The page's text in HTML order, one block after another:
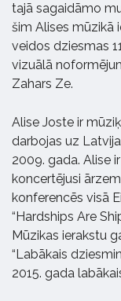
tajā sagaidāmo
šim Alises mūzikā
veidos dziesmas
vizuālā
Zahars Ze.
Alise Joste ir
darbojas uz
2009. gada. Alise
koncertējusi
konferencēs visā
“Hardships Are
Mūzikas ierakstu
“Labākais
2015. gada